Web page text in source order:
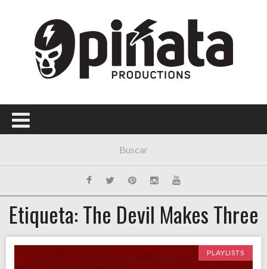
Menú Principal
PORTADA
CONCIERTOS
FESTIVALES
Etiqueta: The Devil Makes Three
PLAYLISTS